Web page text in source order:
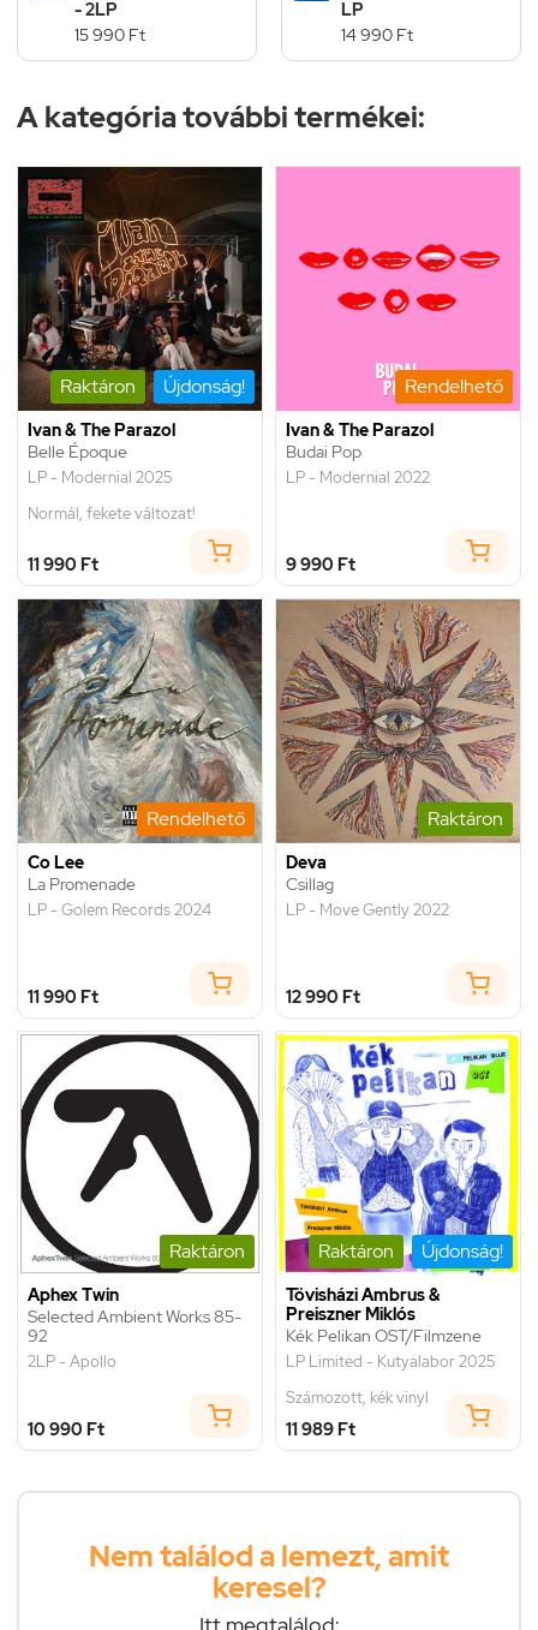
- 2LP
15 990 Ft
LP
14 990 Ft
A kategória további termékei:
Raktáron Újdonság!
Ivan & The Parazol
Belle Époque
LP - Modernial 2025
Normál, fekete változat!
11 990 Ft
Rendelhető
Ivan & The Parazol
Budai Pop
LP - Modernial 2022
9 990 Ft
Rendelhető
Co Lee
La Promenade
LP - Golem Records 2024
11 990 Ft
Raktáron
Deva
Csillag
LP - Move Gently 2022
12 990 Ft
Raktáron
Aphex Twin
Selected Ambient Works 85-
92
2LP - Apollo
10 990 Ft
Raktáron Újdonság!
Tövisházi Ambrus &
Preiszner Miklós
Kék Pelikan OST/Filmzene
LP Limited - Kutyalabor 2025
Számozott, kék vinyl
11 989 Ft
Nem találod a lemezt, amit
keresel?
Itt megtalálod: